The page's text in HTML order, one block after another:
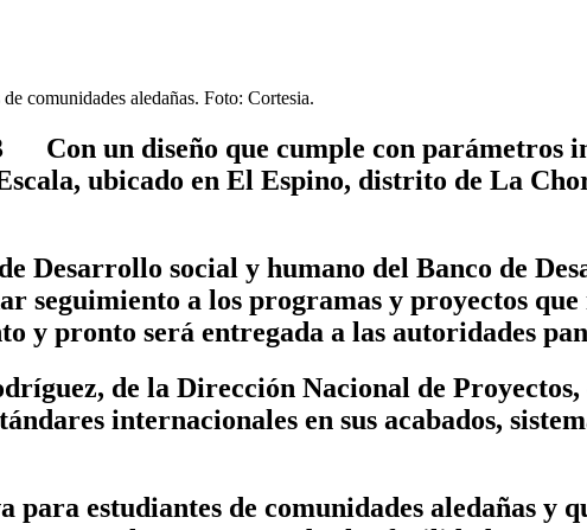
comunidades aledañas. Foto: Cortesia.
Con un diseño que cumple con parámetros
ubicado en El Espino, distrito de La
Desarrollo social y humano del Banco de
seguimiento a los programas y proyectos
y pronto será entregada a las autoridades
de la Dirección Nacional de Proyectos,
internacionales en sus acabados,
estudiantes de comunidades aledañas y